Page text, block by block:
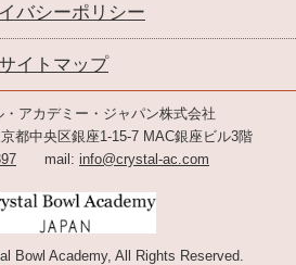
バシーポリシー
イトマップ
アカデミー・ジャパン株式会社
都中央区銀座1-15-7 MAC銀座ビル3階
mail: info@crystal-ac.com
Bowl Academy, All Rights Reserved.